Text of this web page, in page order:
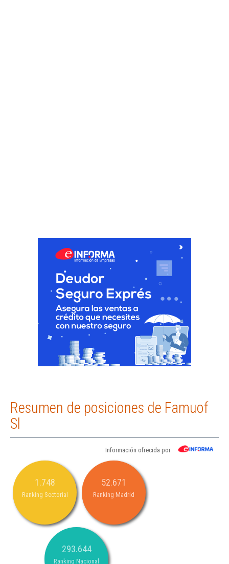
Resumen de posiciones de Famuof
Sl
Información ofrecida por
1.748
Ranking Sectorial
52.671
Ranking Madrid
293.644
Ranking Nacional